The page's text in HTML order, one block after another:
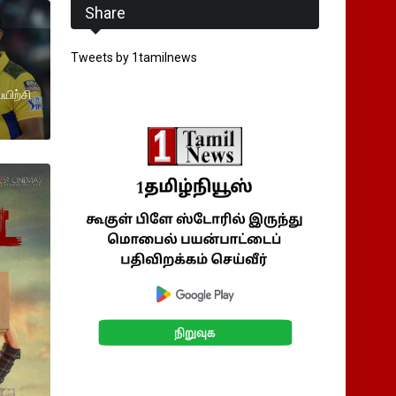
Share
Tweets by 1tamilnews